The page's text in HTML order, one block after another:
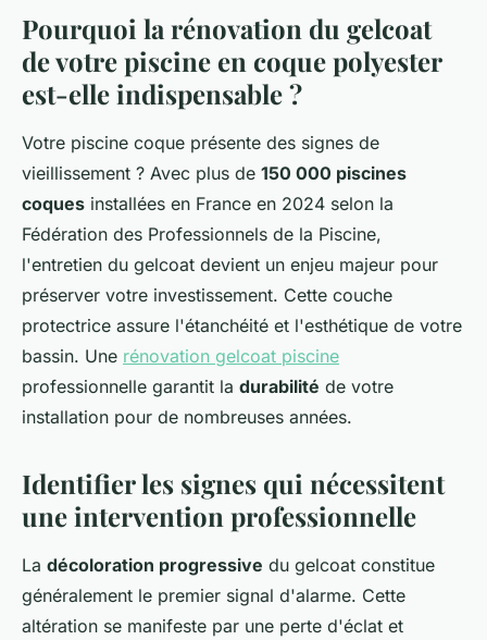
Pourquoi la rénovation du gelcoat
de votre piscine en coque polyester
est-elle indispensable ?
Votre piscine coque présente des signes de
vieillissement ? Avec plus de 150 000 piscines
coques installées en France en 2024 selon la
Fédération des Professionnels de la Piscine,
l'entretien du gelcoat devient un enjeu majeur pour
préserver votre investissement. Cette couche
protectrice assure l'étanchéité et l'esthétique de votre
bassin. Une rénovation gelcoat piscine
professionnelle garantit la durabilité de votre
installation pour de nombreuses années.
Identifier les signes qui nécessitent
une intervention professionnelle
La décoloration progressive du gelcoat constitue
généralement le premier signal d'alarme. Cette
altération se manifeste par une perte d'éclat et